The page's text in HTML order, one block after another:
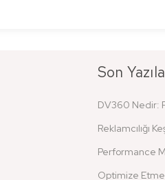
Son
DV360 Nedir:
Reklamcılığı
Performance
Optimize